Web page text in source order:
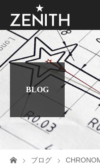
BLOG
ブログ